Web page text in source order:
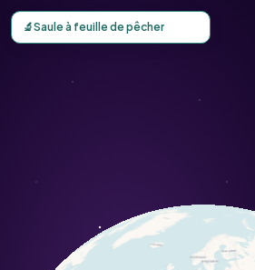
Carte d'observation du Saule à
🔬Saule à feuille de pêcher